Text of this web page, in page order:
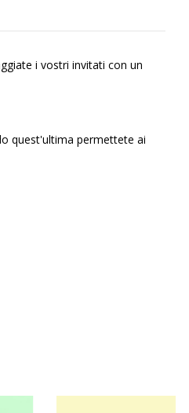
i vostri invitati con un
quest'ultima permettete ai